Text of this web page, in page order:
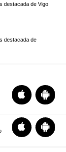
destacada de Vigo
destacada de